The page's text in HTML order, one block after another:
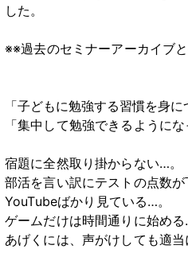
した。
※※過去のセミナーアーカイブ
「子どもに勉強する習慣を身に
「集中して勉強できるように
宿題に全然取り掛からない…。
部活を言い訳にテストの点数が
YouTubeばかり見ている…。
ゲームだけは時間通りに始める
あげくには、声がけしても適当